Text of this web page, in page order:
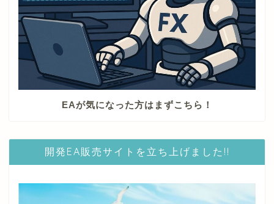
EAが気になった方はまずこちら！
開発EA販売サイトを立ち上げました!!